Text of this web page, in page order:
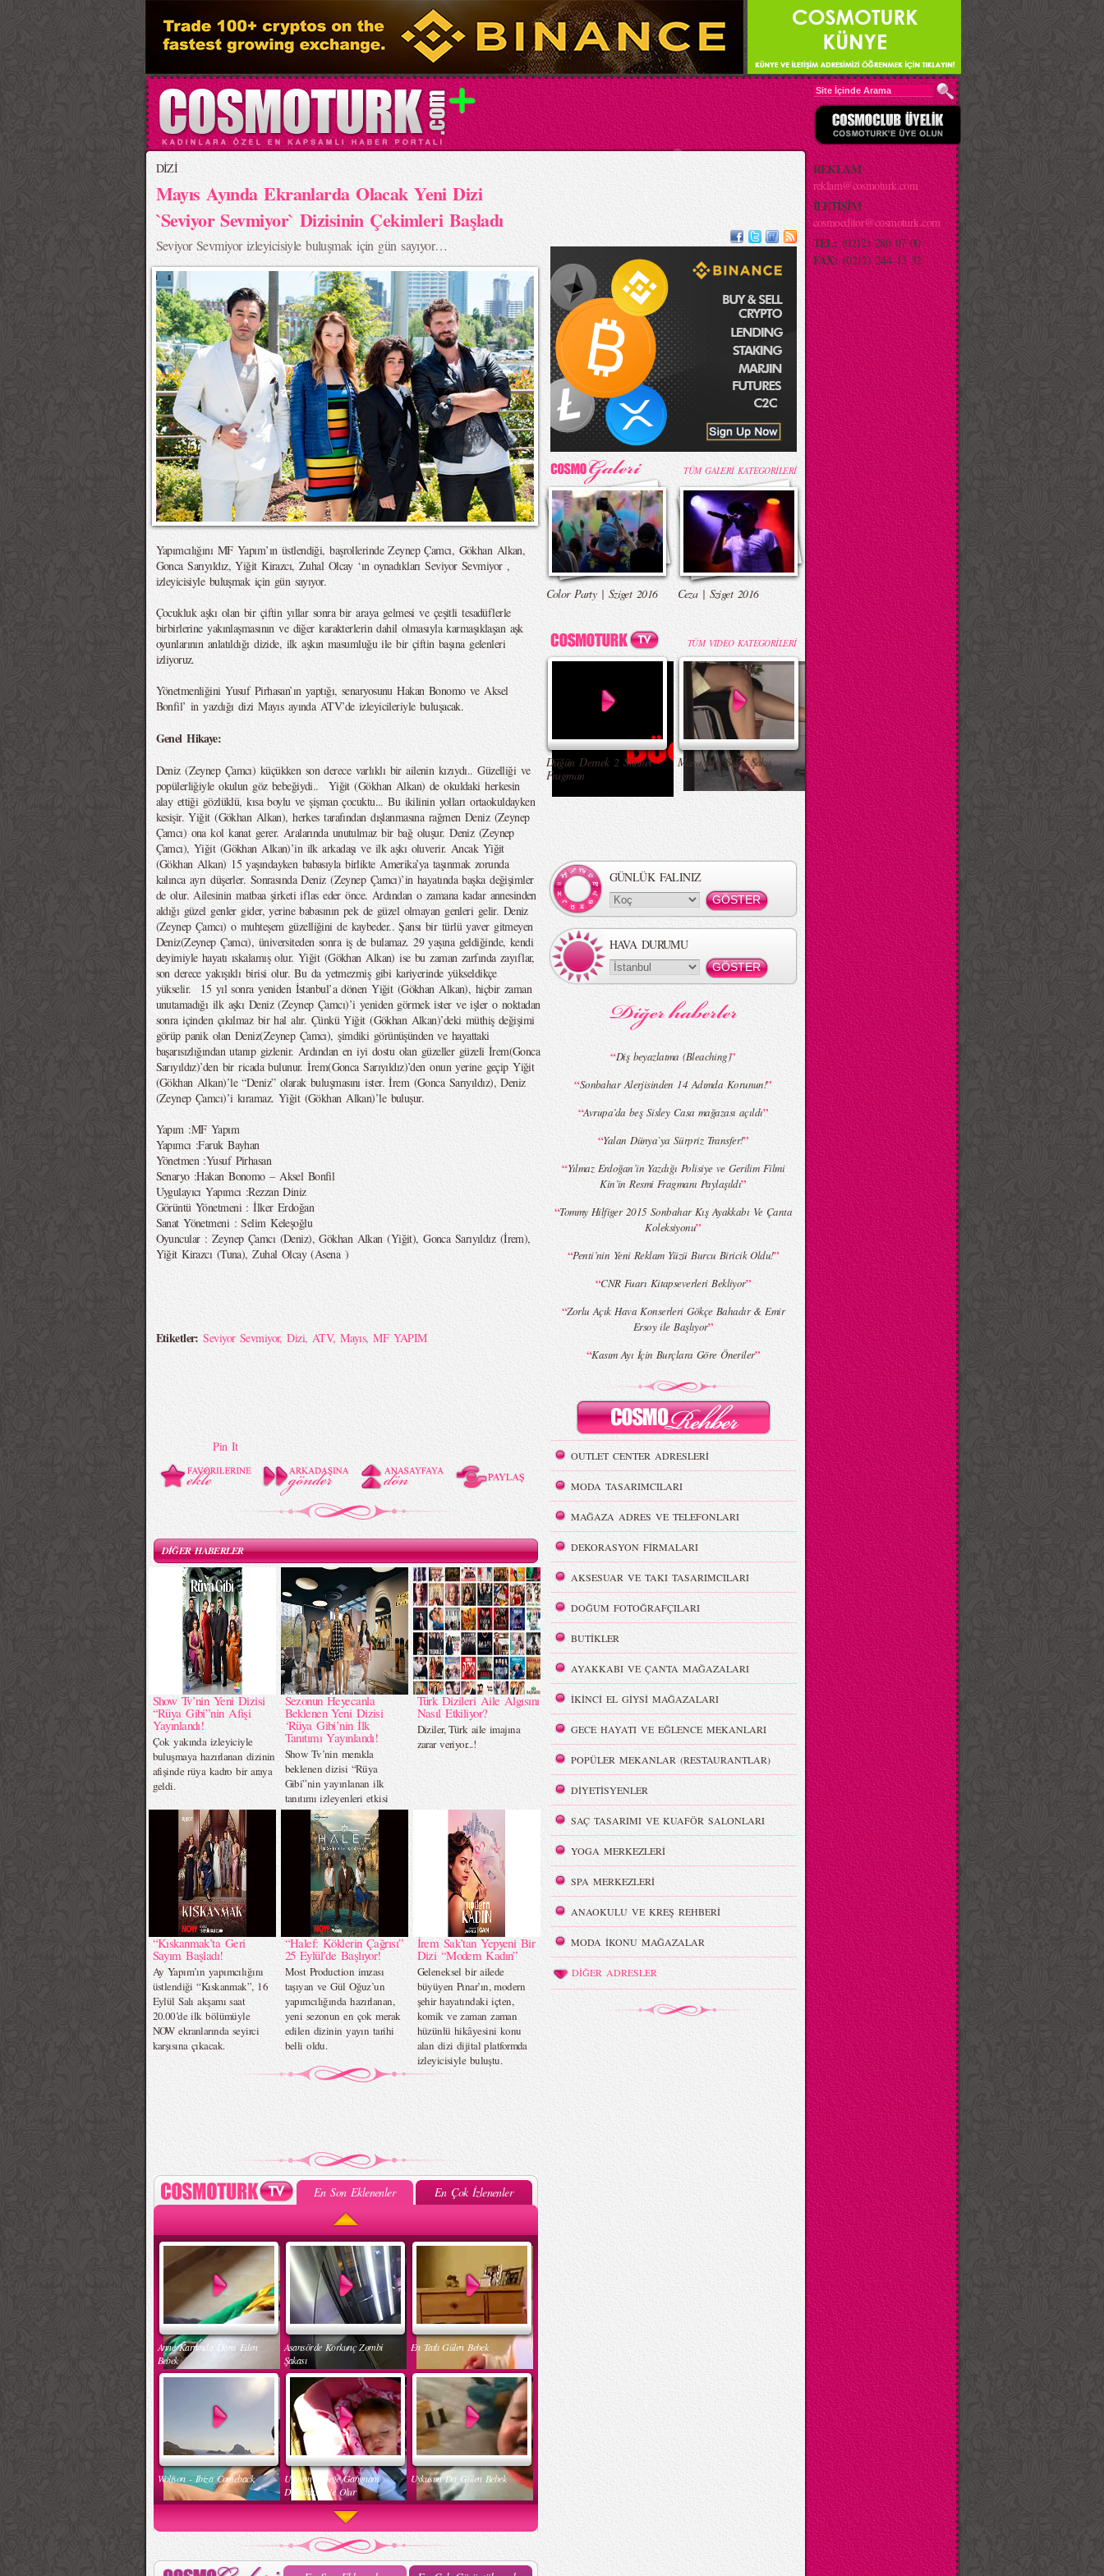
DİZİ
Mayıs Ayında Ekranlarda Olacak Yeni Dizi
`Seviyor Sevmiyor` Dizisinin Çekimleri Başladı
Seviyor Sevmiyor izleyicisiyle buluşmak için gün sayıyor…
Yapımcılığını MF Yapım’ın üstlendiği, başrollerinde Zeynep Çamcı, Gökhan Alkan,
Gonca Sarıyıldız, Yiğit Kirazcı, Zuhal Olcay ‘ın oynadıkları Seviyor Sevmiyor ,
izleyicisiyle buluşmak için gün sayıyor.
Çocukluk aşkı olan bir çiftin yıllar sonra bir araya gelmesi ve çeşitli tesadüflerle
birbirlerine yakınlaşmasının ve diğer karakterlerin dahil olmasıyla karmaşıklaşan aşk
oyunlarının anlatıldığı dizide, ilk aşkın masumluğu ile bir çiftin başına gelenleri
izliyoruz.
Yönetmenliğini Yusuf Pirhasan’ın yaptığı, senaryosunu Hakan Bonomo ve Aksel
Bonfil’ in yazdığı dizi Mayıs ayında ATV’de izleyicileriyle buluşacak.
Genel Hikaye:
Deniz (Zeynep Çamcı) küçükken son derece varlıklı bir ailenin kızıydı.. Güzelliği ve
popülerliğiyle okulun göz bebeğiydi.. Yiğit (Gökhan Alkan) de okuldaki herkesin
alay ettiği gözlüklü, kısa boylu ve şişman çocuktu... Bu ikilinin yolları ortaokuldayken
kesişir. Yiğit (Gökhan Alkan), herkes tarafından dışlanmasına rağmen Deniz (Zeynep
Çamcı) ona kol kanat gerer. Aralarında unutulmaz bir bağ oluşur. Deniz (Zeynep
Çamcı), Yiğit (Gökhan Alkan)’in ilk arkadaşı ve ilk aşkı oluverir. Ancak Yiğit
(Gökhan Alkan) 15 yaşındayken babasıyla birlikte Amerika’ya taşınmak zorunda
kalınca ayrı düşerler. Sonrasında Deniz (Zeynep Çamcı)’in hayatında başka değişimler
de olur. Ailesinin matbaa şirketi iflas eder önce. Ardından o zamana kadar annesinden
aldığı güzel genler gider, yerine babasının pek de güzel olmayan genleri gelir. Deniz
(Zeynep Çamcı) o muhteşem güzelliğini de kaybeder.. Şansı bir türlü yaver gitmeyen
Deniz(Zeynep Çamcı), üniversiteden sonra iş de bulamaz. 29 yaşına geldiğinde, kendi
deyimiyle hayatı ıskalamış olur. Yiğit (Gökhan Alkan) ise bu zaman zarfında zayıflar,
son derece yakışıklı birisi olur. Bu da yetmezmiş gibi kariyerinde yükseldikçe
yükselir. 15 yıl sonra yeniden İstanbul’a dönen Yiğit (Gökhan Alkan), hiçbir zaman
unutamadığı ilk aşkı Deniz (Zeynep Çamcı)’i yeniden görmek ister ve işler o noktadan
sonra içinden çıkılmaz bir hal alır. Çünkü Yiğit (Gökhan Alkan)’deki müthiş değişimi
görüp panik olan Deniz(Zeynep Çamcı), şimdiki görünüşünden ve hayattaki
başarısızlığından utanıp gizlenir. Ardından en iyi dostu olan güzeller güzeli İrem(Gonca
Sarıyıldız)’den bir ricada bulunur. İrem(Gonca Sarıyıldız)’den onun yerine geçip Yiğit
(Gökhan Alkan)’le “Deniz” olarak buluşmasını ister. İrem (Gonca Sarıyıldız), Deniz
(Zeynep Çamcı)’i kıramaz. Yiğit (Gökhan Alkan)’le buluşur.
Yapım :MF Yapım
Yapımcı :Faruk Bayhan
Yönetmen :Yusuf Pirhasan
Senaryo :Hakan Bonomo – Aksel Bonfil
Uygulayıcı Yapımcı :Rezzan Diniz
Görüntü Yönetmeni : İlker Erdoğan
Sanat Yönetmeni : Selim Keleşoğlu
Oyuncular : Zeynep Çamcı (Deniz), Gökhan Alkan (Yiğit), Gonca Sarıyıldız (İrem),
Yiğit Kirazcı (Tuna), Zuhal Olcay (Asena )
Etiketler:Seviyor Sevmiyor,Dizi, ATV,Mayıs,MF YAPIM
Pin It
DİĞER HABERLER
Show Tv’nin Yeni Dizisi
“Rüya Gibi”nin Afişi
Yayınlandı!
Çok yakında izleyiciyle
buluşmaya hazırlanan dizinin
afişinde rüya kadro bir araya
geldi.
Sezonun Heyecanla
Beklenen Yeni Dizisi
‘Rüya Gibi’nin İlk
Tanıtımı Yayınlandı!
Show Tv’nin merakla
beklenen dizisi “Rüya
Gibi”nin yayınlanan ilk
tanıtımı izleyenleri etkisi
altına aldı.
Türk Dizileri Aile Algısını
Nasıl Etkiliyor?
Diziler, Türk aile imajına
zarar veriyor...!
“Kıskanmak’ta Geri
Sayım Başladı!
Ay Yapım’ın yapımcılığını
üstlendiği “Kıskanmak”, 16
Eylül Salı akşamı saat
20.00’de ilk bölümüyle
NOW ekranlarında seyirci
karşısına çıkacak.
“Halef: Köklerin Çağrısı”
25 Eylül’de Başlıyor!
Most Production imzası
taşıyan ve Gül Oğuz’un
yapımcılığında hazırlanan,
yeni sezonun en çok merak
edilen dizinin yayın tarihi
belli oldu.
İrem Sak’tan Yepyeni Bir
Dizi “Modern Kadın”
Geleneksel bir ailede
büyüyen Pınar’ın, modern
şehir hayatındaki içten,
komik ve zaman zaman
hüzünlü hikâyesini konu
alan dizi dijital platformda
izleyicisiyle buluştu.
En Son Eklenenler En Çok İzlenenler
Anne Karnında Dans Eden
Bebek
Asansörde Korkunç Zombi
Şakası
En Tatlı Gülen Bebek
Wolfson - Ibiza Comeback
Uyuyan Bebeğe Gangnam
Dinletilirse Ne Olur
Uykusun Da Gülen Bebek
TÜM GALERİ KATEGORİLERİ
Color Party | Sziget 2016 Ceza | Sziget 2016
TÜM VIDEO KATEGORİLERİ
Düğün Dernek 2 Sünnet -
Fragman
Masa Altı Seksi Şaka
GÜNLÜK FALINIZ
HAVA DURUMU
“Diş beyazlatma (Bleaching)”
“Sonbahar Alerjisinden 14 Adımda Korunun!”
“Avrupa’da beş Sisley Casa mağazası açıldı”
“Yalan Dünya`ya Sürpriz Transfer!”
“Yılmaz Erdoğan’in Yazdığı Polisiye ve Gerilim Filmi
Kin’in Resmi Fragmanı Paylaşıldı”
“Tommy Hilfiger 2015 Sonbahar Kış Ayakkabı Ve Çanta
Koleksiyonu”
“Penti’nin Yeni Reklam Yüzü Burcu Biricik Oldu!”
“CNR Fuarı Kitapseverleri Bekliyor”
“Zorlu Açık Hava Konserleri Gökçe Bahadır & Emir
Ersoy ile Başlıyor”
“Kasım Ayı İçin Burçlara Göre Öneriler”
OUTLET CENTER ADRESLERİ
MODA TASARIMCILARI
MAĞAZA ADRES VE TELEFONLARI
DEKORASYON FİRMALARI
AKSESUAR VE TAKI TASARIMCILARI
DOĞUM FOTOĞRAFÇILARI
BUTİKLER
AYAKKABI VE ÇANTA MAĞAZALARI
İKİNCİ EL GİYSİ MAĞAZALARI
GECE HAYATI VE EĞLENCE MEKANLARI
POPÜLER MEKANLAR (RESTAURANTLAR)
DİYETİSYENLER
SAÇ TASARIMI VE KUAFÖR SALONLARI
YOGA MERKEZLERİ
SPA MERKEZLERİ
ANAOKULU VE KREŞ REHBERİ
MODA İKONU MAĞAZALAR
DİĞER ADRESLER
REKLAM
reklam@cosmoturk.com
İLETİŞİM
cosmoeditor@cosmoturk.com
TEL: (0212) 280 07 00
FAX: (0212) 244 13 32